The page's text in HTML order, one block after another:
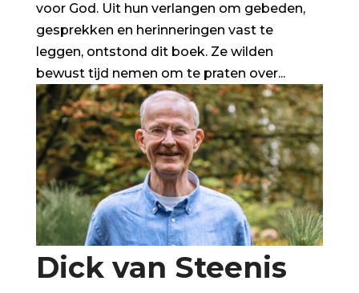
voor God. Uit hun verlangen om gebeden,
gesprekken en herinneringen vast te
leggen, ontstond dit boek. Ze wilden
bewust tijd nemen om te praten over...
Dick van Steenis